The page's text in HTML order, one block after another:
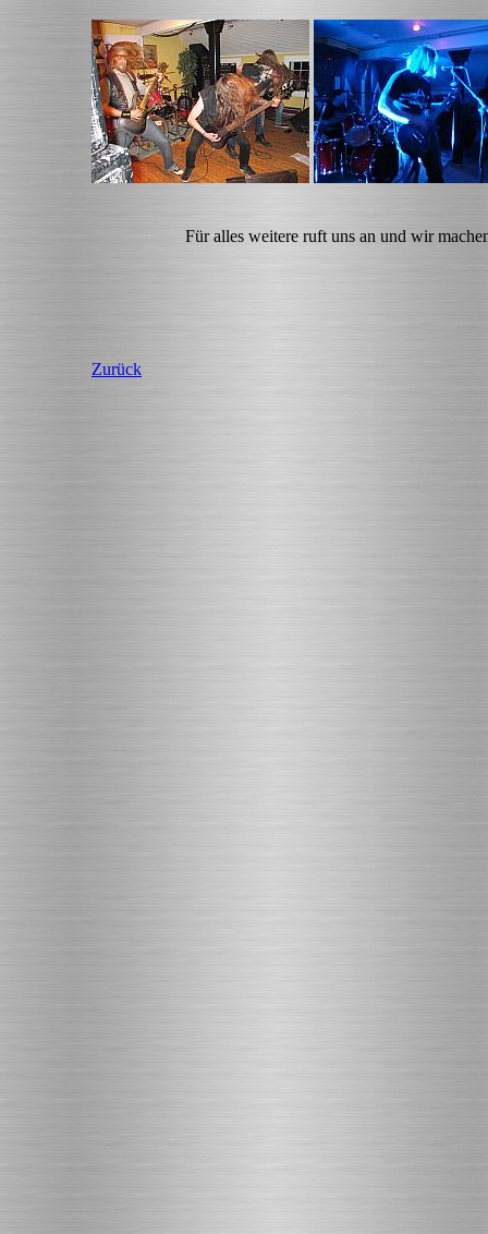
Für alles weitere ruft uns an und wir
Zurück